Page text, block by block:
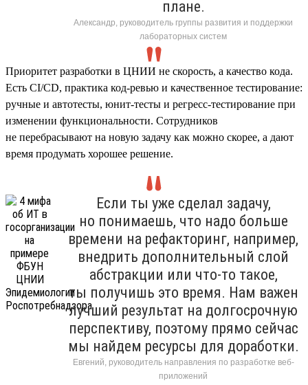
плане.
Александр, руководитель группы развития и поддержки
лабораторных систем
Приоритет разработки в ЦНИИ не скорость, а качество кода.
Есть CI/CD, практика код-ревью и качественное тестирование:
ручные и автотесты, юнит-тесты и регресс-тестирование при
изменении функциональности. Сотрудников
не перебрасывают на новую задачу как можно скорее, а дают
время продумать хорошее решение.
Если ты уже сделал задачу,
но понимаешь, что надо больше
времени на рефакторинг, например,
внедрить дополнительный слой
абстракции или что-то такое,
ты получишь это время. Нам важен
лучший результат на долгосрочную
перспективу, поэтому прямо сейчас
мы найдем ресурсы для доработки.
Евгений, руководитель направления по разработке веб-
приложений